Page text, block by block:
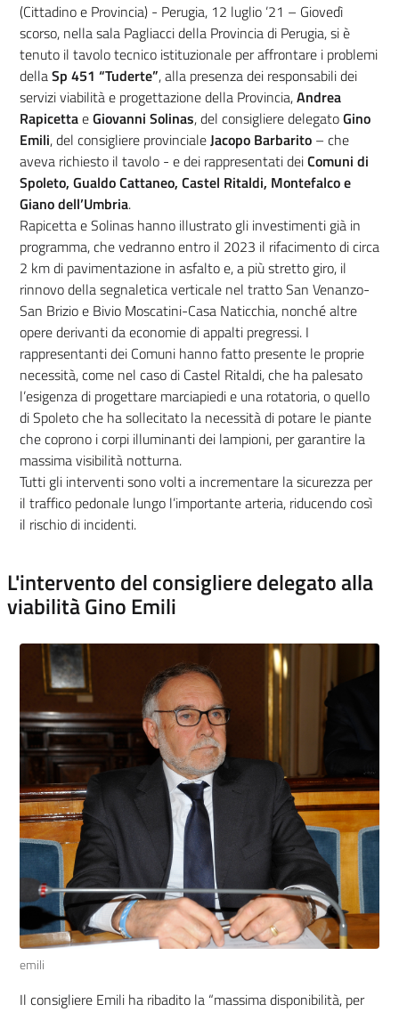
(Cittadino e Provincia) - Perugia, 12 luglio ’21 – Giovedì
scorso, nella sala Pagliacci della Provincia di Perugia, si è
tenuto il tavolo tecnico istituzionale per affrontare i problemi
dellaSp 451 “Tuderte”, alla presenza dei responsabili dei
servizi viabilità e progettazione della Provincia,Andrea
RapicettaeGiovanni Solinas, del consigliere delegatoGino
Emili, del consigliere provincialeJacopo Barbarito – che
aveva richiesto il tavolo - e dei rappresentati deiComuni di
Spoleto, Gualdo Cattaneo, Castel Ritaldi, Montefalco e
Giano dell’Umbria.
Rapicetta e Solinas hanno illustrato gli investimenti già in
programma, che vedranno entro il 2023 il rifacimento di circa
2 km di pavimentazione in asfalto e, a più stretto giro, il
rinnovo della segnaletica verticale nel tratto San Venanzo-
San Brizio e Bivio Moscatini-Casa Naticchia, nonché altre
opere derivanti da economie di appalti pregressi. I
rappresentanti dei Comuni hanno fatto presente le proprie
necessità, come nel caso di Castel Ritaldi, che ha palesato
l’esigenza di progettare marciapiedi e una rotatoria, o quello
di Spoleto che ha sollecitato la necessità di potare le piante
che coprono i corpi illuminanti dei lampioni, per garantire la
massima visibilità notturna.
Tutti gli interventi sono volti a incrementare la sicurezza per
il traffico pedonale lungo l’importante arteria, riducendo così
il rischio di incidenti.
L'intervento del consigliere delegato alla
viabilità Gino Emili
emili
Il consigliere Emili ha ribadito la “massima disponibilità, per